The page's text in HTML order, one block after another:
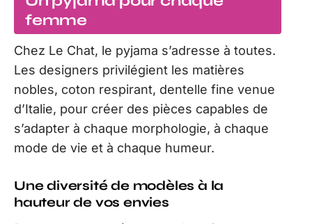
femme
Chez Le Chat, le pyjama s’adresse à toutes.
Les designers privilégient les matières
nobles, coton respirant, dentelle fine venue
d’Italie, pour créer des pièces capables de
s’adapter à chaque morphologie, à chaque
mode de vie et à chaque humeur.
Une diversité de modèles à la
hauteur de vos envies